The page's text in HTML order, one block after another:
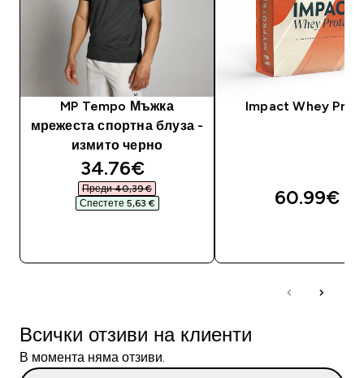
MP Tempo Мъжка
мрежеста спортна блуза -
измито черно
discounted price
34.76€‎
Преди 40,39 €‎
Спестете 5,63 €‎
Impact Whey
60.99€‎
Всички отзиви на клиенти
В момента няма отзиви.